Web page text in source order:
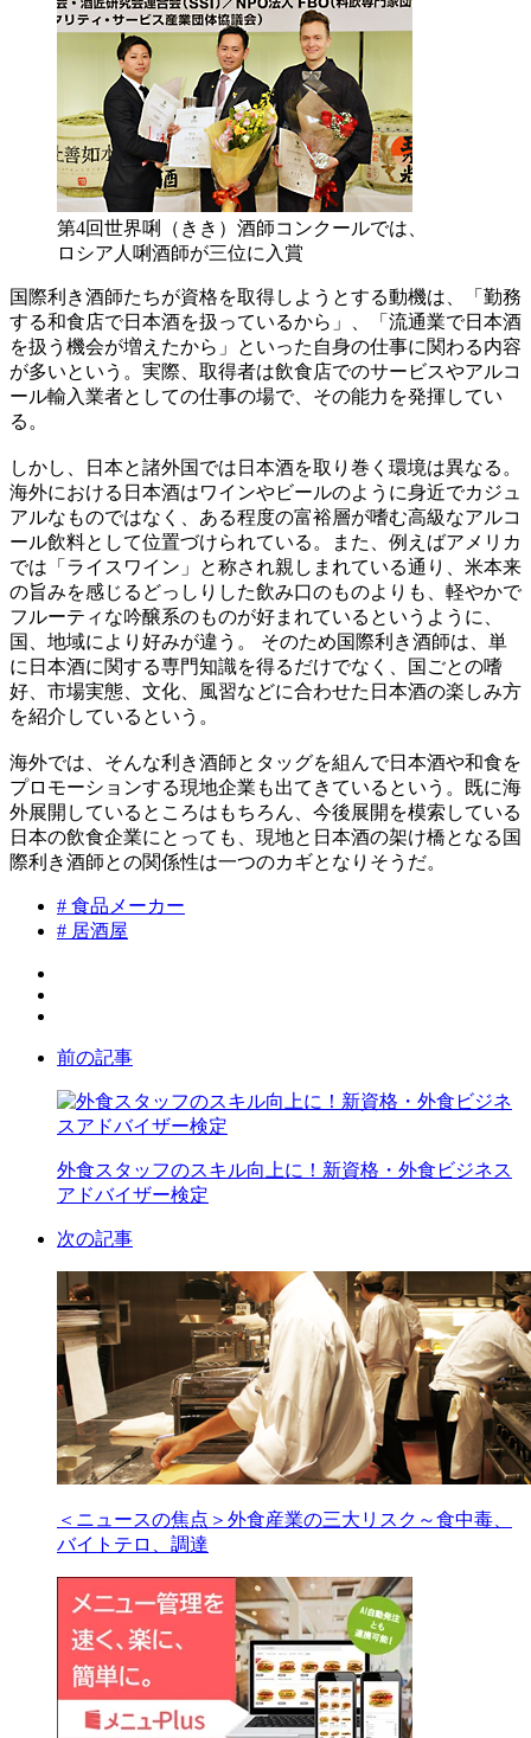
第4回世界唎（きき）酒師コンクールでは、
ロシア人唎酒師が三位に入賞
国際利き酒師たちが資格を取得しようとする動機は、「勤務
する和食店で日本酒を扱っているから」、「流通業で日本酒
を扱う機会が増えたから」といった自身の仕事に関わる内容
が多いという。実際、取得者は飲食店でのサービスやアルコ
ール輸入業者としての仕事の場で、その能力を発揮してい
る。
しかし、日本と諸外国では日本酒を取り巻く環境は異なる。
海外における日本酒はワインやビールのように身近でカジュ
アルなものではなく、ある程度の富裕層が嗜む高級なアルコ
ール飲料として位置づけられている。また、例えばアメリカ
では「ライスワイン」と称され親しまれている通り、米本来
の旨みを感じるどっしりした飲み口のものよりも、軽やかで
フルーティな吟醸系のものが好まれているというように、
国、地域により好みが違う。 そのため国際利き酒師は、単
に日本酒に関する専門知識を得るだけでなく、国ごとの嗜
好、市場実態、文化、風習などに合わせた日本酒の楽しみ方
を紹介しているという。
海外では、そんな利き酒師とタッグを組んで日本酒や和食を
プロモーションする現地企業も出てきているという。既に海
外展開しているところはもちろん、今後展開を模索している
日本の飲食企業にとっても、現地と日本酒の架け橋となる国
際利き酒師との関係性は一つのカギとなりそうだ。
# 食品メーカー
# 居酒屋
前の記事
外食スタッフのスキル向上に！新資格・外食ビジネス
アドバイザー検定
次の記事
＜ニュースの焦点＞外食産業の三大リスク～食中毒、
バイトテロ、調達